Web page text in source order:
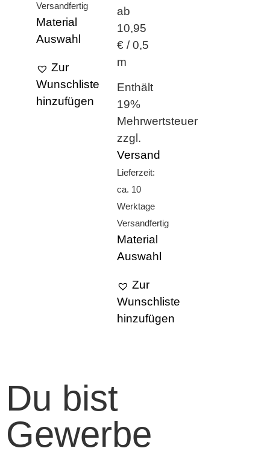
Versandfertig
Material
Auswahl
Zur
Wunschliste
hinzufügen
ab
10,95
€ / 0,5
m
Enthält
19%
Mehrwertsteuer
zzgl.
Versand
Lieferzeit:
ca. 10
Werktage
Versandfertig
Material
Auswahl
Zur
Wunschliste
hinzufügen
Du bist
Gewerbe